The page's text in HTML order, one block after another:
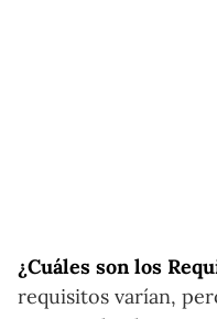
¿Cuáles son los
requisitos varían,